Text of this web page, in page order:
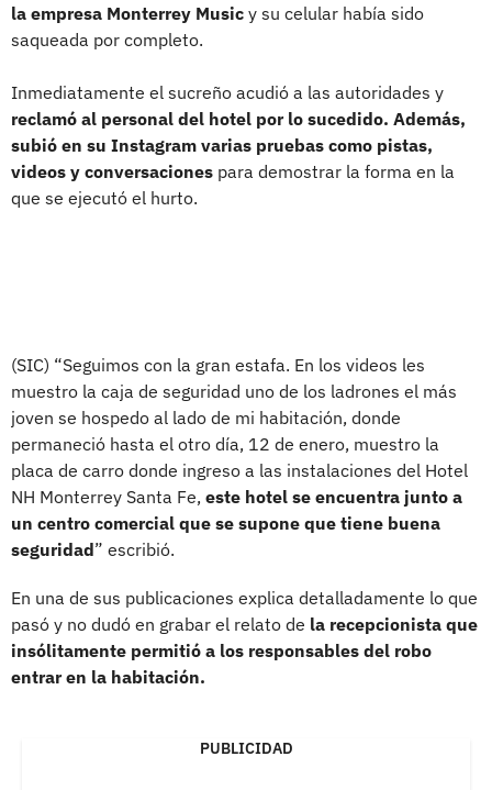
la empresa Monterrey Music y su celular había sido
saqueada por completo.
Inmediatamente el sucreño acudió a las autoridades y
reclamó al personal del hotel por lo sucedido. Además,
subió en su Instagram varias pruebas como pistas,
videos y conversaciones para demostrar la forma en la
que se ejecutó el hurto.
(SIC) “Seguimos con la gran estafa. En los videos les
muestro la caja de seguridad uno de los ladrones el más
joven se hospedo al lado de mi habitación, donde
permaneció hasta el otro día, 12 de enero, muestro la
placa de carro donde ingreso a las instalaciones del Hotel
NH Monterrey Santa Fe, este hotel se encuentra junto a
un centro comercial que se supone que tiene buena
seguridad” escribió.
En una de sus publicaciones explica detalladamente lo que
pasó y no dudó en grabar el relato de la recepcionista que
insólitamente permitió a los responsables del robo
entrar en la habitación.
PUBLICIDAD